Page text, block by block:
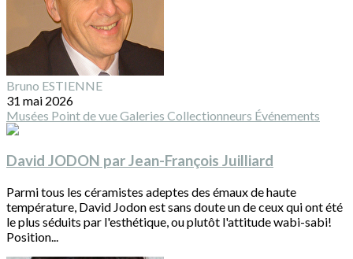
Bruno ESTIENNE
31 mai 2026
Musées Point de vueGaleries Collectionneurs Événements
David JODON par Jean-François Juilliard
Parmi tous les céramistes adeptes des émaux de haute
température, David Jodon est sans doute un de ceux qui ont été
le plus séduits par l'esthétique, ou plutôt l'attitude wabi-sabi!
Position...